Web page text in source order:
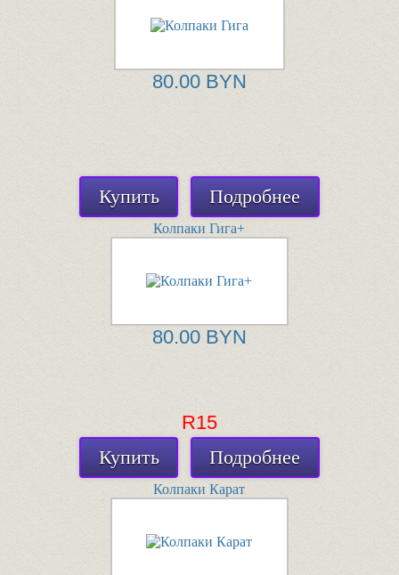
80.00 BYN
Купить Подробнее
Колпаки Гига+
80.00 BYN
R15
Купить
Подробнее
Колпаки Карат